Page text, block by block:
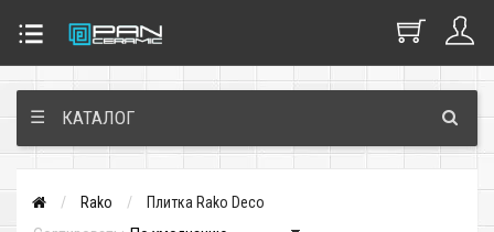
☰ КАТАЛОГ
Rako Плитка Rako Deco